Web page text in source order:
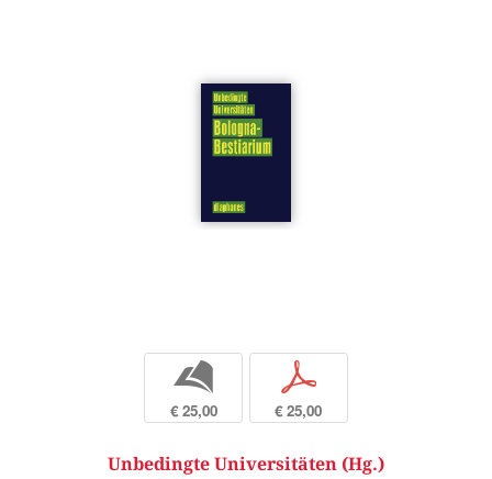
b
€ 25,00
p
€ 25,00
Unbedingte Universitäten (Hg.)